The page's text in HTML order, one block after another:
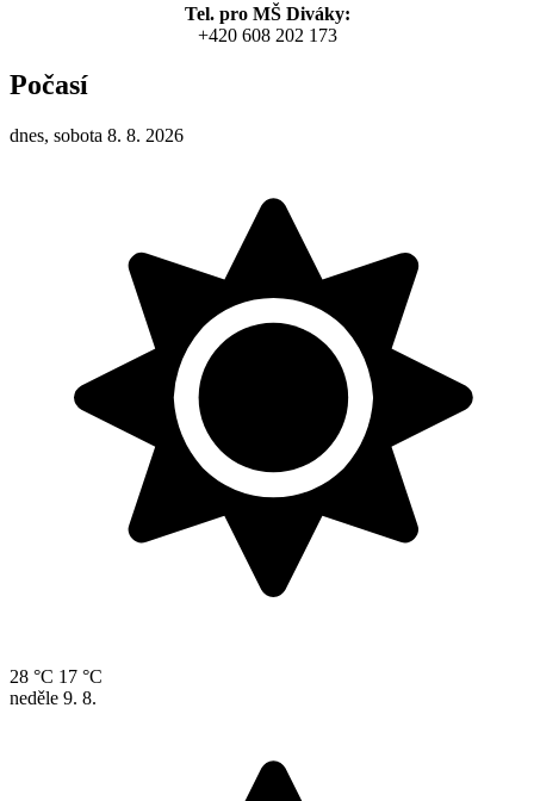
Tel. pro MŠ Diváky:
+420 608 202 173
Počasí
dnes, sobota 8. 8. 2026
28 °C 17 °C
neděle 9. 8.